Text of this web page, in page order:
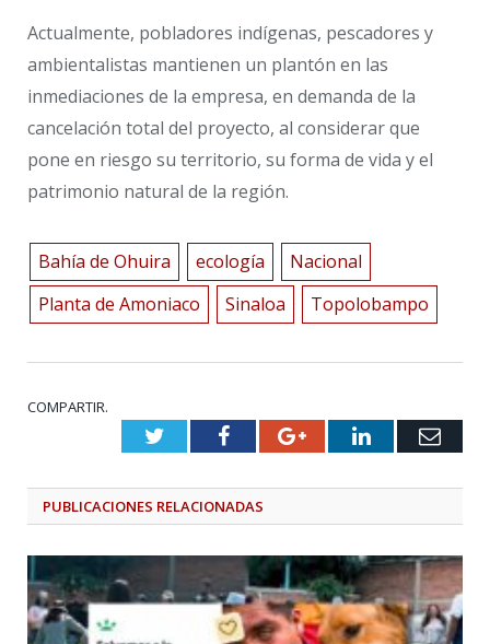
Actualmente, pobladores indígenas, pescadores y
ambientalistas mantienen un plantón en las
inmediaciones de la empresa, en demanda de la
cancelación total del proyecto, al considerar que
pone en riesgo su territorio, su forma de vida y el
patrimonio natural de la región.
Bahía de Ohuira ecología
Nacional
Planta de Amoniaco
Sinaloa Topolobampo
COMPARTIR.
TwitterFacebookGoogle+LinkedIn
PUBLICACIONES RELACIONADAS